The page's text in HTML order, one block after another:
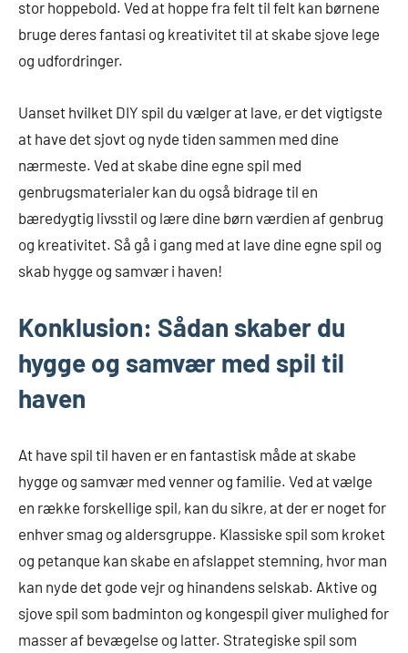
stor hoppebold. Ved at hoppe fra felt til felt kan børnene
bruge deres fantasi og kreativitet til at skabe sjove lege
og udfordringer.
Uanset hvilket DIY spil du vælger at lave, er det vigtigste
at have det sjovt og nyde tiden sammen med dine
nærmeste. Ved at skabe dine egne spil med
genbrugsmaterialer kan du også bidrage til en
bæredygtig livsstil og lære dine børn værdien af genbrug
og kreativitet. Så gå i gang med at lave dine egne spil og
skab hygge og samvær i haven!
Konklusion: Sådan skaber du
hygge og samvær med spil til
haven
At have spil til haven er en fantastisk måde at skabe
hygge og samvær med venner og familie. Ved at vælge
en række forskellige spil, kan du sikre, at der er noget for
enhver smag og aldersgruppe. Klassiske spil som kroket
og petanque kan skabe en afslappet stemning, hvor man
kan nyde det gode vejr og hinandens selskab. Aktive og
sjove spil som badminton og kongespil giver mulighed for
masser af bevægelse og latter. Strategiske spil som